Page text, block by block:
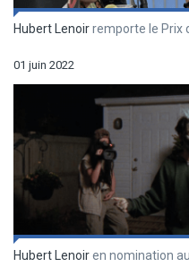
Hubert Lenoirremporte le Prix
01 juin 2022
Hubert Lenoiren nomination